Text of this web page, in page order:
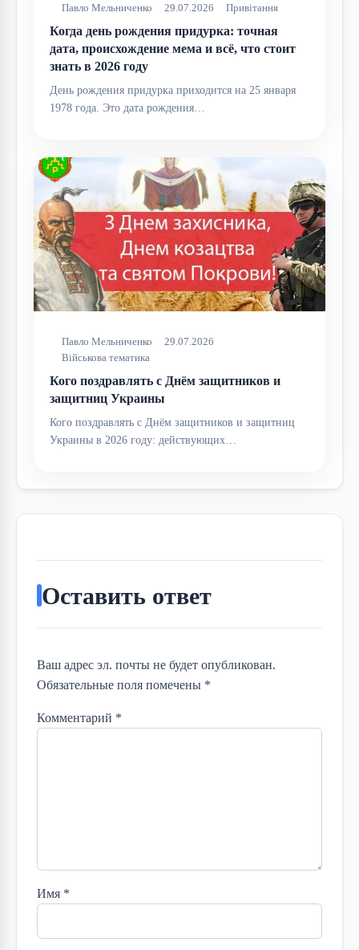
Павло Мельниченко 29.07.2026 Привітання
Когда день рождения придурка: точная
дата, происхождение мема и всё, что стоит
знать в 2026 году
День рождения придурка приходится на 25 января
1978 года. Это дата рождения…
Павло Мельниченко
29.07.2026
Військова тематика
Кого поздравлять с Днём защитников и
защитниц Украины
Кого поздравлять с Днём защитников и защитниц
Украины в 2026 году: действующих…
Оставить ответ
Ваш адрес эл. почты не будет опубликован.
Обязательные поля помечены *
Комментарий *
Имя *